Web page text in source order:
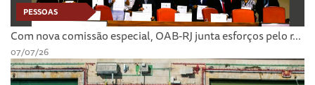
PESSOAS
Com nova comissão especial, OAB-RJ junta esforços pelo r...
07/07/26